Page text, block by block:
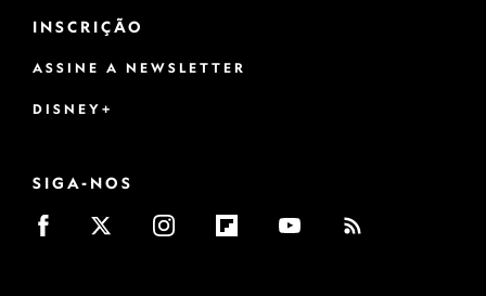
INSCRIÇÃO
ASSINE A NEWSLETTER
DISNEY+
SIGA-NOS